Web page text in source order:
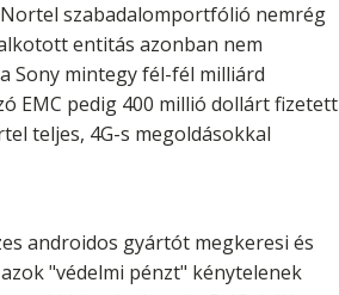
szabadalomportfólió nemrég
entitás azonban nem
Sony mintegy fél-fél milliárd
EMC pedig 400 millió dollárt fizetett
teljes, 4G-s megoldásokkal
androidos gyártót megkeresi és
"védelmi pénzt" kénytelenek